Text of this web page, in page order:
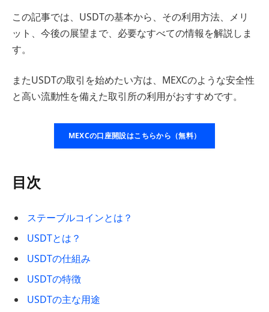
この記事では、USDTの基本から、その利用方法、メリ
ット、今後の展望まで、必要なすべての情報を解説しま
す。
またUSDTの取引を始めたい方は、MEXCのような安全性
と高い流動性を備えた取引所の利用がおすすめです。
MEXCの口座開設はこちらから（無料）
目次
ステーブルコインとは？
USDTとは？
USDTの仕組み
USDTの特徴
USDTの主な用途